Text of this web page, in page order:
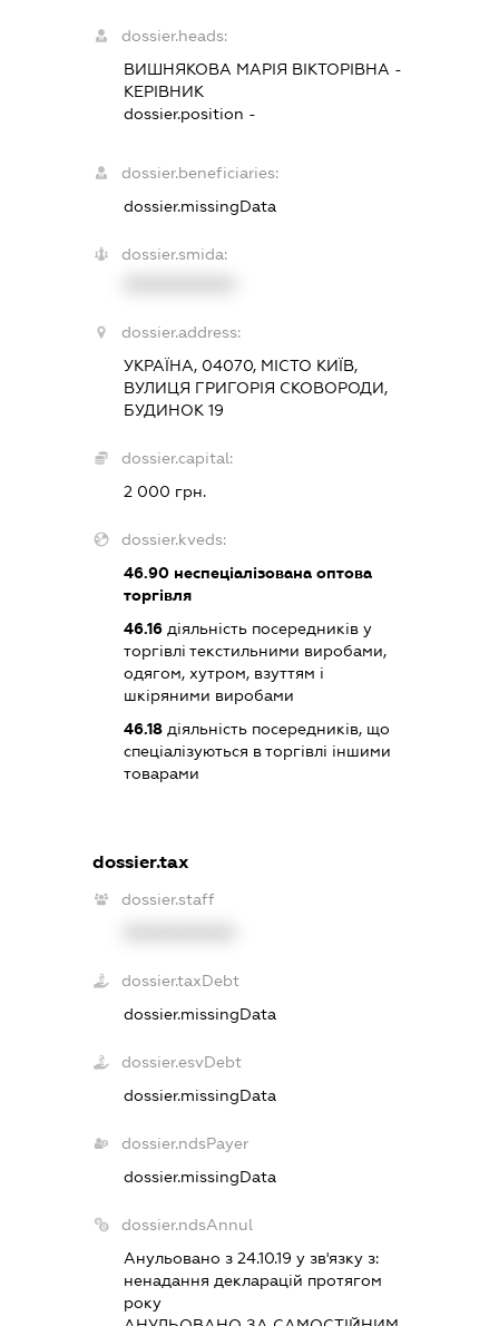
dossier.heads:
ВИШНЯКОВА МАРІЯ ВІКТОРІВНА -
КЕРІВНИК
dossier.position -
dossier.beneficiaries:
dossier.missingData
dossier.smida:
dossier.address:
УКРАЇНА, 04070, МІСТО КИЇВ,
ВУЛИЦЯ ГРИГОРІЯ СКОВОРОДИ,
БУДИНОК 19
dossier.capital:
2 000 грн.
dossier.kveds:
46.90неспеціалізована оптова
торгівля
46.16діяльність посередників у
торгівлі текстильними виробами,
одягом, хутром, взуттям і
шкіряними виробами
46.18діяльність посередників, що
спеціалізуються в торгівлі іншими
товарами
dossier.tax
dossier.staff
dossier.taxDebt
dossier.missingData
dossier.esvDebt
dossier.missingData
dossier.ndsPayer
dossier.missingData
dossier.ndsAnnul
Анульовано з 24.10.19 у зв'язку з:
ненадання декларацiй протягом
року